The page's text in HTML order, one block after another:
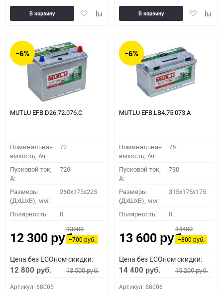
ДобавитьДобавить
В корзину
Добавить
В корзину
−6%
MUTLU EFB.D26.72.076.C
Номинальная
емкость, Ач:
72
Пусковой ток,
A:
720
Размеры
(ДхШхВ), мм:
260х173х225
Полярность: 0
12 300 руб.
13000
−700руб.
Цена без ECOном скидки:
12 800 руб. 13 500руб.
Артикул: 68005
−6%
MUTLU EFB.LB4.75.073.A
Номинальная
емкость, Ач:
75
Пусковой ток,
A:
730
Размеры
(ДхШхВ), мм:
315х175х175
Полярность: 0
13 600 руб.
14400
−800руб.
Цена без ECOном скидки:
14 400 руб. 15 200руб.
Артикул: 68006